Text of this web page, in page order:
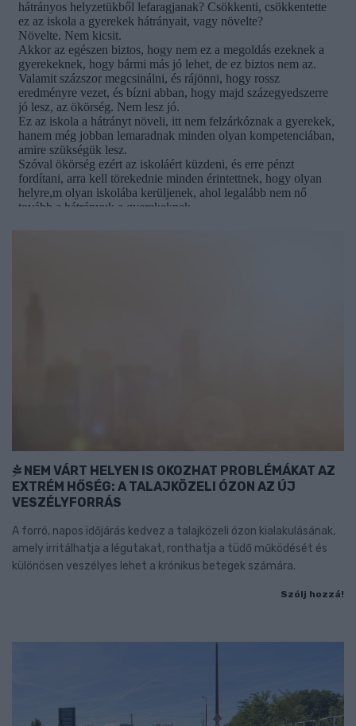
NEM VÁRT HELYEN IS OKOZHAT PROBLÉMÁKAT AZ
EXTRÉM HŐSÉG: A TALAJKÖZELI ÓZON AZ ÚJ
VESZÉLYFORRÁS
A forró, napos időjárás kedvez a talajközeli ózon kialakulásának,
amely irritálhatja a légutakat, ronthatja a tüdő működését és
különösen veszélyes lehet a krónikus betegek számára.
Szólj hozzá!